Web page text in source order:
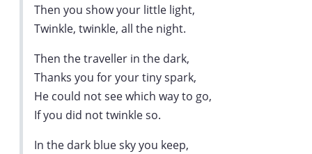
Then you show your little light,
Twinkle, twinkle, all the night.
Then the traveller in the dark,
Thanks you for your tiny spark,
He could not see which way to go,
If you did not twinkle so.
In the dark blue sky you keep,